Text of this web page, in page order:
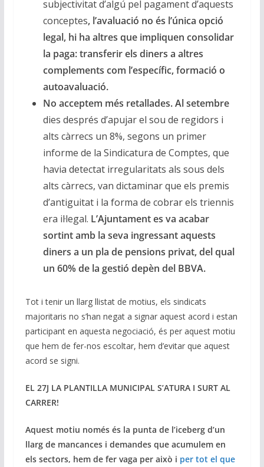
subjectivitat d’algú pel pagament d’aquests
conceptes, l’avaluació no és l’única opció
legal, hi ha altres que impliquen consolidar
la paga: transferir els diners a altres
complements com l’específic, formació o
autoavaluació.
No acceptem més retallades. Al setembre
dies després d’apujar el sou de regidors i
alts càrrecs un 8%, segons un primer
informe de la Sindicatura de Comptes, que
havia detectat irregularitats als sous dels
alts càrrecs, van dictaminar que els premis
d’antiguitat i la forma de cobrar els triennis
era il·legal. L’Ajuntament es va acabar
sortint amb la seva ingressant aquests
diners a un pla de pensions privat, del qual
un 60% de la gestió depèn del BBVA.
Tot i tenir un llarg llistat de motius, els sindicats
majoritaris no s’han negat a signar aquest acord i estan
participant en aquesta negociació, és per aquest motiu
que hem de fer-nos escoltar, hem d’evitar que aquest
acord se signi.
EL 27J LA PLANTILLA MUNICIPAL S’ATURA I SURT AL
CARRER!
Aquest motiu només és la punta de l’iceberg d’un
llarg de mancances i demandes que acumulem en
els sectors, hem de fer vaga per això i per tot el que